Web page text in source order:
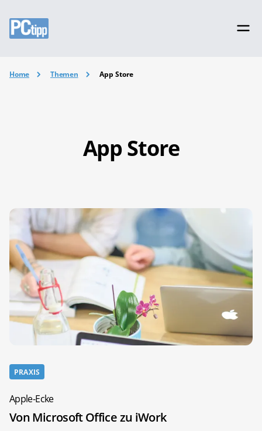
Home Themen App Store
App Store
PRAXIS
Apple-Ecke
Von Microsoft Office zu iWork